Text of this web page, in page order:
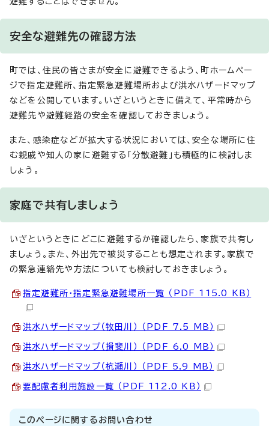
安全な避難先の確認方法
町では、住民の皆さまが安全に避難できるよう、町ホームペー
ジで指定避難所、指定緊急避難場所および洪水ハザードマップ
などを公開しています。いざというときに備えて、平常時から
避難先や避難経路の安全を確認しておきましょう。
また、感染症などが拡大する状況においては、安全な場所に住
む親戚や知人の家に避難する「分散避難」も積極的に検討しま
しょう。
家庭で共有しましょう
いざというときにどこに避難するか確認したら、家族で共有し
ましょう。また、外出先で被災することも想定されます。家族で
の緊急連絡先や方法についても検討しておきましょう。
指定避難所・指定緊急避難場所一覧 （PDF 115.0 KB）
洪水ハザードマップ（牧田川） （PDF 7.5 MB）
洪水ハザードマップ（揖斐川） （PDF 6.0 MB）
洪水ハザードマップ（杭瀬川） （PDF 5.9 MB）
要配慮者利用施設一覧 （PDF 112.0 KB）
このページに関する お問い合わせ